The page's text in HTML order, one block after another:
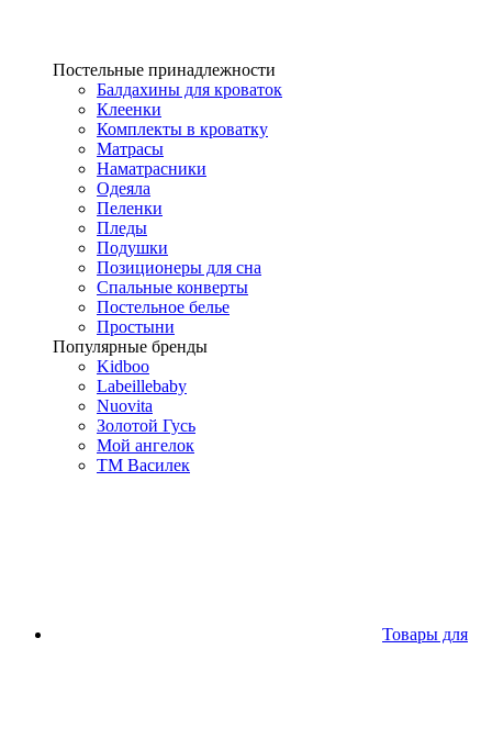
Постельные принадлежности
Балдахины для кроваток
Клеенки
Комплекты в кроватку
Матрасы
Наматрасники
Одеяла
Пеленки
Пледы
Подушки
Позиционеры для сна
Спальные конверты
Постельное белье
Простыни
Популярные бренды
Kidboo
Labeillebaby
Nuovita
Золотой Гусь
Мой ангелок
ТМ Василек
Товары для